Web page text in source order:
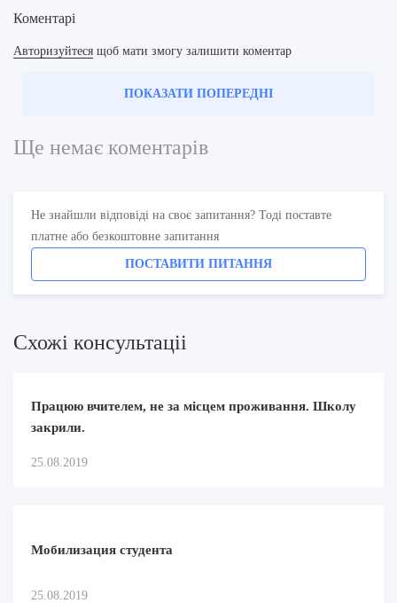
Коментарі
Авторизуйтеся щоб мати змогу залишити коментар
ПОКАЗАТИ ПОПЕРЕДНІ
Ще немає коментарів
Не знайшли відповіді на своє запитання? Тоді поставте
платне або безкоштовне запитання
ПОСТАВИТИ ПИТАННЯ
Схожi консультацii
Працюю вчителем, не за місцем проживання. Школу
закрили.
25.08.2019
Мобилизация студента
25.08.2019